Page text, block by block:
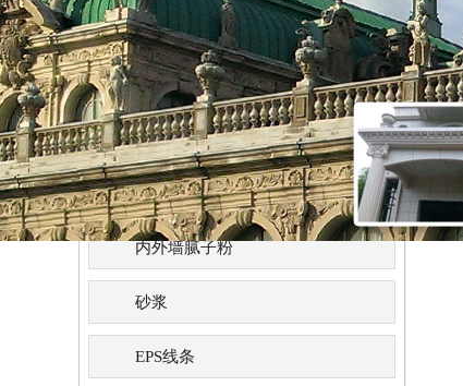
产品展示
内外墙腻子粉
砂浆
EPS线条